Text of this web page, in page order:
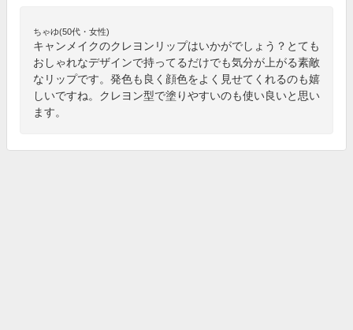
ちゃゆ(50代・女性)
キャンメイクのクレヨンリップはいかがでしょう？とても
おしゃれなデザインで持ってるだけでも気分が上がる素敵
なリップです。発色も良く顔色をよく見せてくれるのも嬉
しいですね。クレヨン型で塗りやすいのも使い良いと思い
ます。